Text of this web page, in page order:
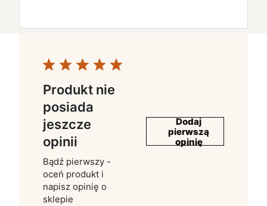
Produkt nie
posiada
jeszcze
opinii
Bądź pierwszy -
oceń produkt i
napisz opinię o
sklepie
Dodaj
pierwszą
opinię